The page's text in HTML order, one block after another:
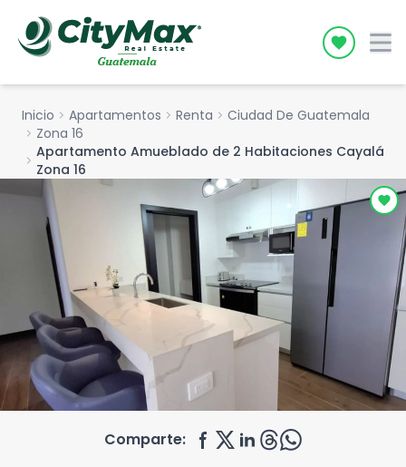
Icon
Inicio chevron_right Apartamentos chevron_right Renta chevron_right Ciudad De Guatemala
chevron_right Zona 16
chevron_right Apartamento Amueblado de 2 Habitaciones Cayalá
Zona 16
Comparte: